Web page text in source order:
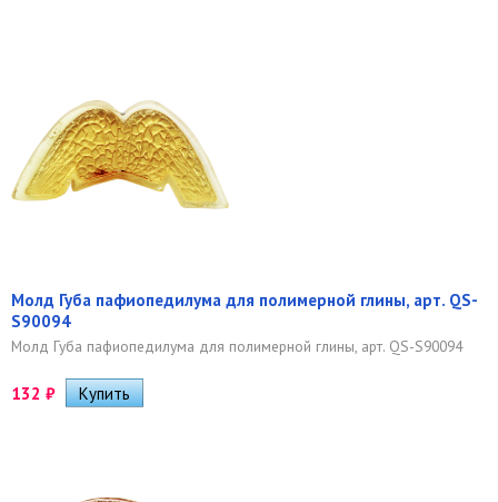
Молд Губа пафиопедилума для полимерной глины, арт. QS-
S90094
Молд Губа пафиопедилума для полимерной глины, арт. QS-S90094
132 ₽